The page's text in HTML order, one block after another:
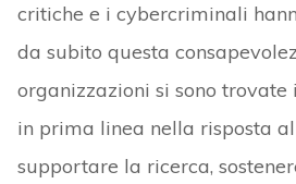
critiche e i cybercriminali
da subito questa
organizzazioni si sono
in prima linea nella risposta
supportare la ricerca,